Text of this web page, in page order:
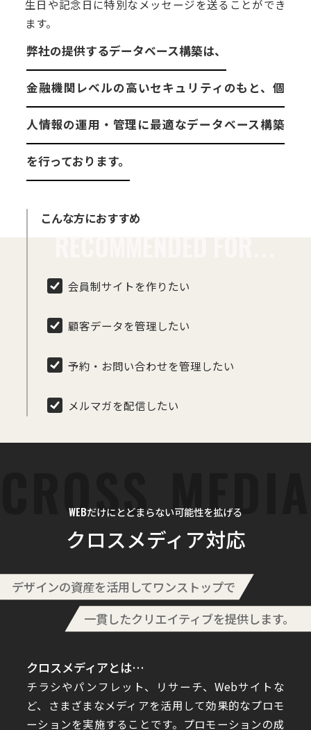
生日や記念日に特別なメッセージを送ることができ
ます。
弊社の提供するデータベース構築は、
金融機関レベルの高いセキュリティのもと、個
人情報の運用・管理に最適なデータベース構築
を行っております。
こんな方におすすめ
会員制サイトを作りたい
顧客データを管理したい
予約・お問い合わせを管理したい
メルマガを配信したい
WEBだけにとどまらない可能性を拡げる
クロスメディア対応
デザインの資産を活用してワンストップで
一貫したクリエイティブを提供します。
クロスメディアとは…
チラシやパンフレット、リサーチ、Webサイトな
ど、さまざまなメディアを活用して効果的なプロモ
ーションを実施することです。プロモーションの成